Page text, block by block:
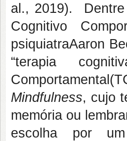
al., 2019). Dentre
Cognitivo
psiquiatraAaron
“terapia
Mindfulness, cujo
memória ou
escolha por um